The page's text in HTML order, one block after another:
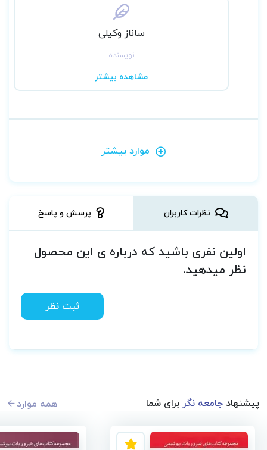
ساناز وکیلی
نویسنده
مشاهده بیشتر
موارد بیشتر
نظرات کاربران پرسش و پاسخ
اولین نفری باشید که درباره ی این محصول
نظر میدهید.
ثبت نظر
پیشنهادجامعه نگربرای شما همه موارد